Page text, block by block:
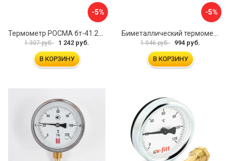
-5%
Термометр РОСМА бт-41.211 D070-00588
1 307 руб. 1 242 руб.
В КОРЗИНУ
-5%
Биметаллический термометр Watts F+R801 OR 10005800
1 046 руб. 994 руб.
В КОРЗИНУ